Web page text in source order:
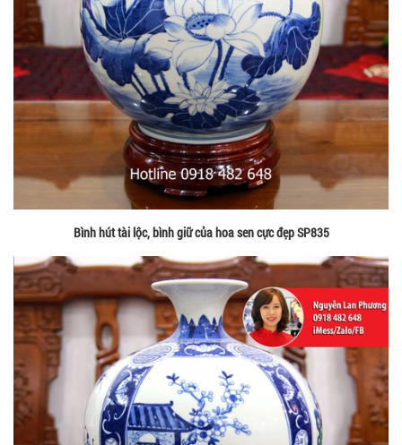
Bình hút tài lộc, bình giữ của hoa sen cực đẹp SP835